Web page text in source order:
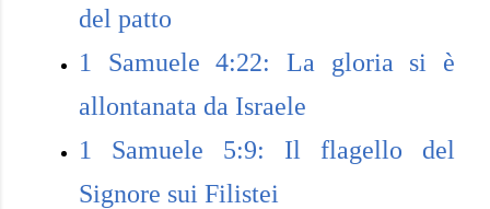
del patto
1 Samuele 4:22: La gloria si è
allontanata da Israele
1 Samuele 5:9: Il flagello del
Signore sui Filistei